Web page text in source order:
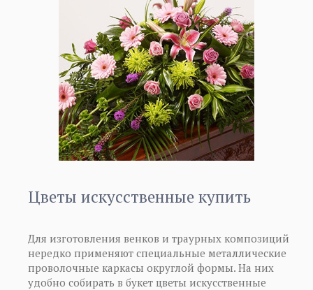
Цветы искусственные купить
Для изготовления венков и траурных композиций
нередко применяют специальные металлические
проволочные каркасы округлой формы. На них
удобно собирать в букет цветы искусственные